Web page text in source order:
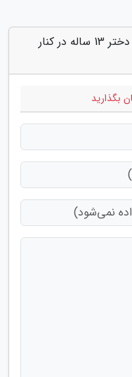
دیدگاه های مرتبط با "کشف اسکلت دختر 13 ساله در کنار
بگذارید